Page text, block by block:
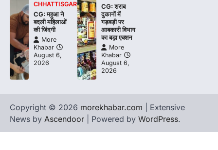
CHHATTISGARH
CG: महुआ ने
बदली महिलाओं
की जिंदगी
More
Khabar
August 6,
2026
CG: शराब
दुकानों में
गड़बड़ी पर
आबकारी विभाग
का बड़ा एक्शन
More
Khabar
August 6,
2026
Copyright © 2026 morekhabar.com | Extensive
News by Ascendoor | Powered by WordPress.